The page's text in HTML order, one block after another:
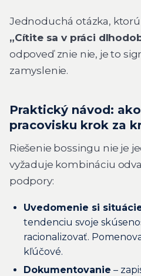
Jednoduchá otázka,
„Cítite sa v práci
odpoveď znie nie, je to
zamyslenie.
Praktický návod:
pracovisku krok za
Riešenie bossingu nie je
vyžaduje kombináciu
podpory:
Uvedomenie si
tendenciu svoje
racionalizovať.
kľúčové.
Dokumentovanie –